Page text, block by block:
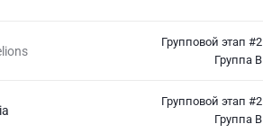
Групповой этап #2
Группа B
Групповой этап #2
Группа B